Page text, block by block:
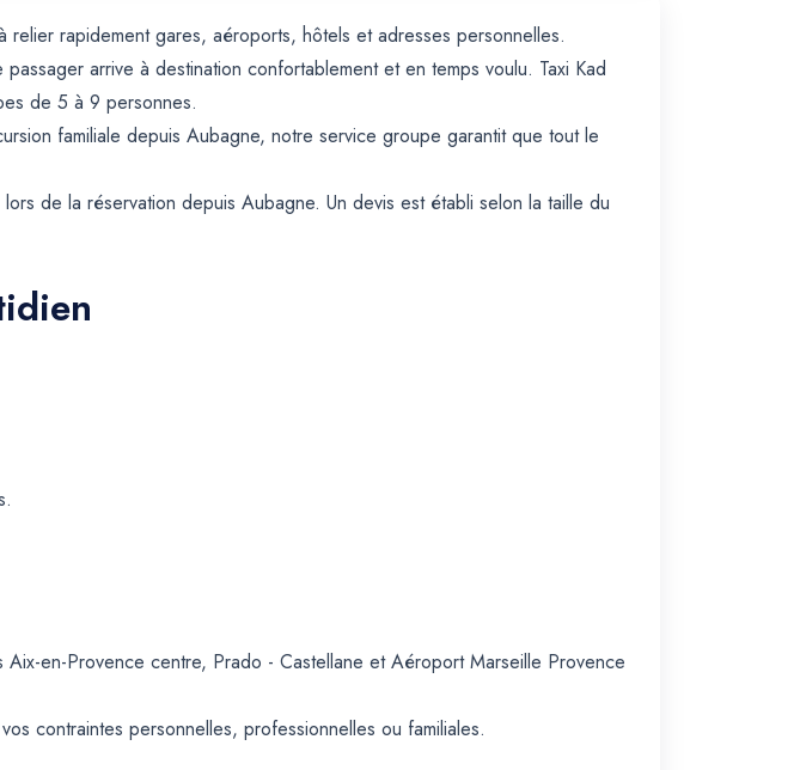
rapidement gares, aéroports, hôtels et adresses personnelles.
arrive à destination confortablement et en temps voulu. Taxi Kad
de 5 à 9 personnes.
familiale depuis Aubagne, notre service groupe garantit que tout le
de la réservation depuis Aubagne. Un devis est établi selon la taille du
en-Provence centre, Prado - Castellane et Aéroport Marseille Provence
contraintes personnelles, professionnelles ou familiales.